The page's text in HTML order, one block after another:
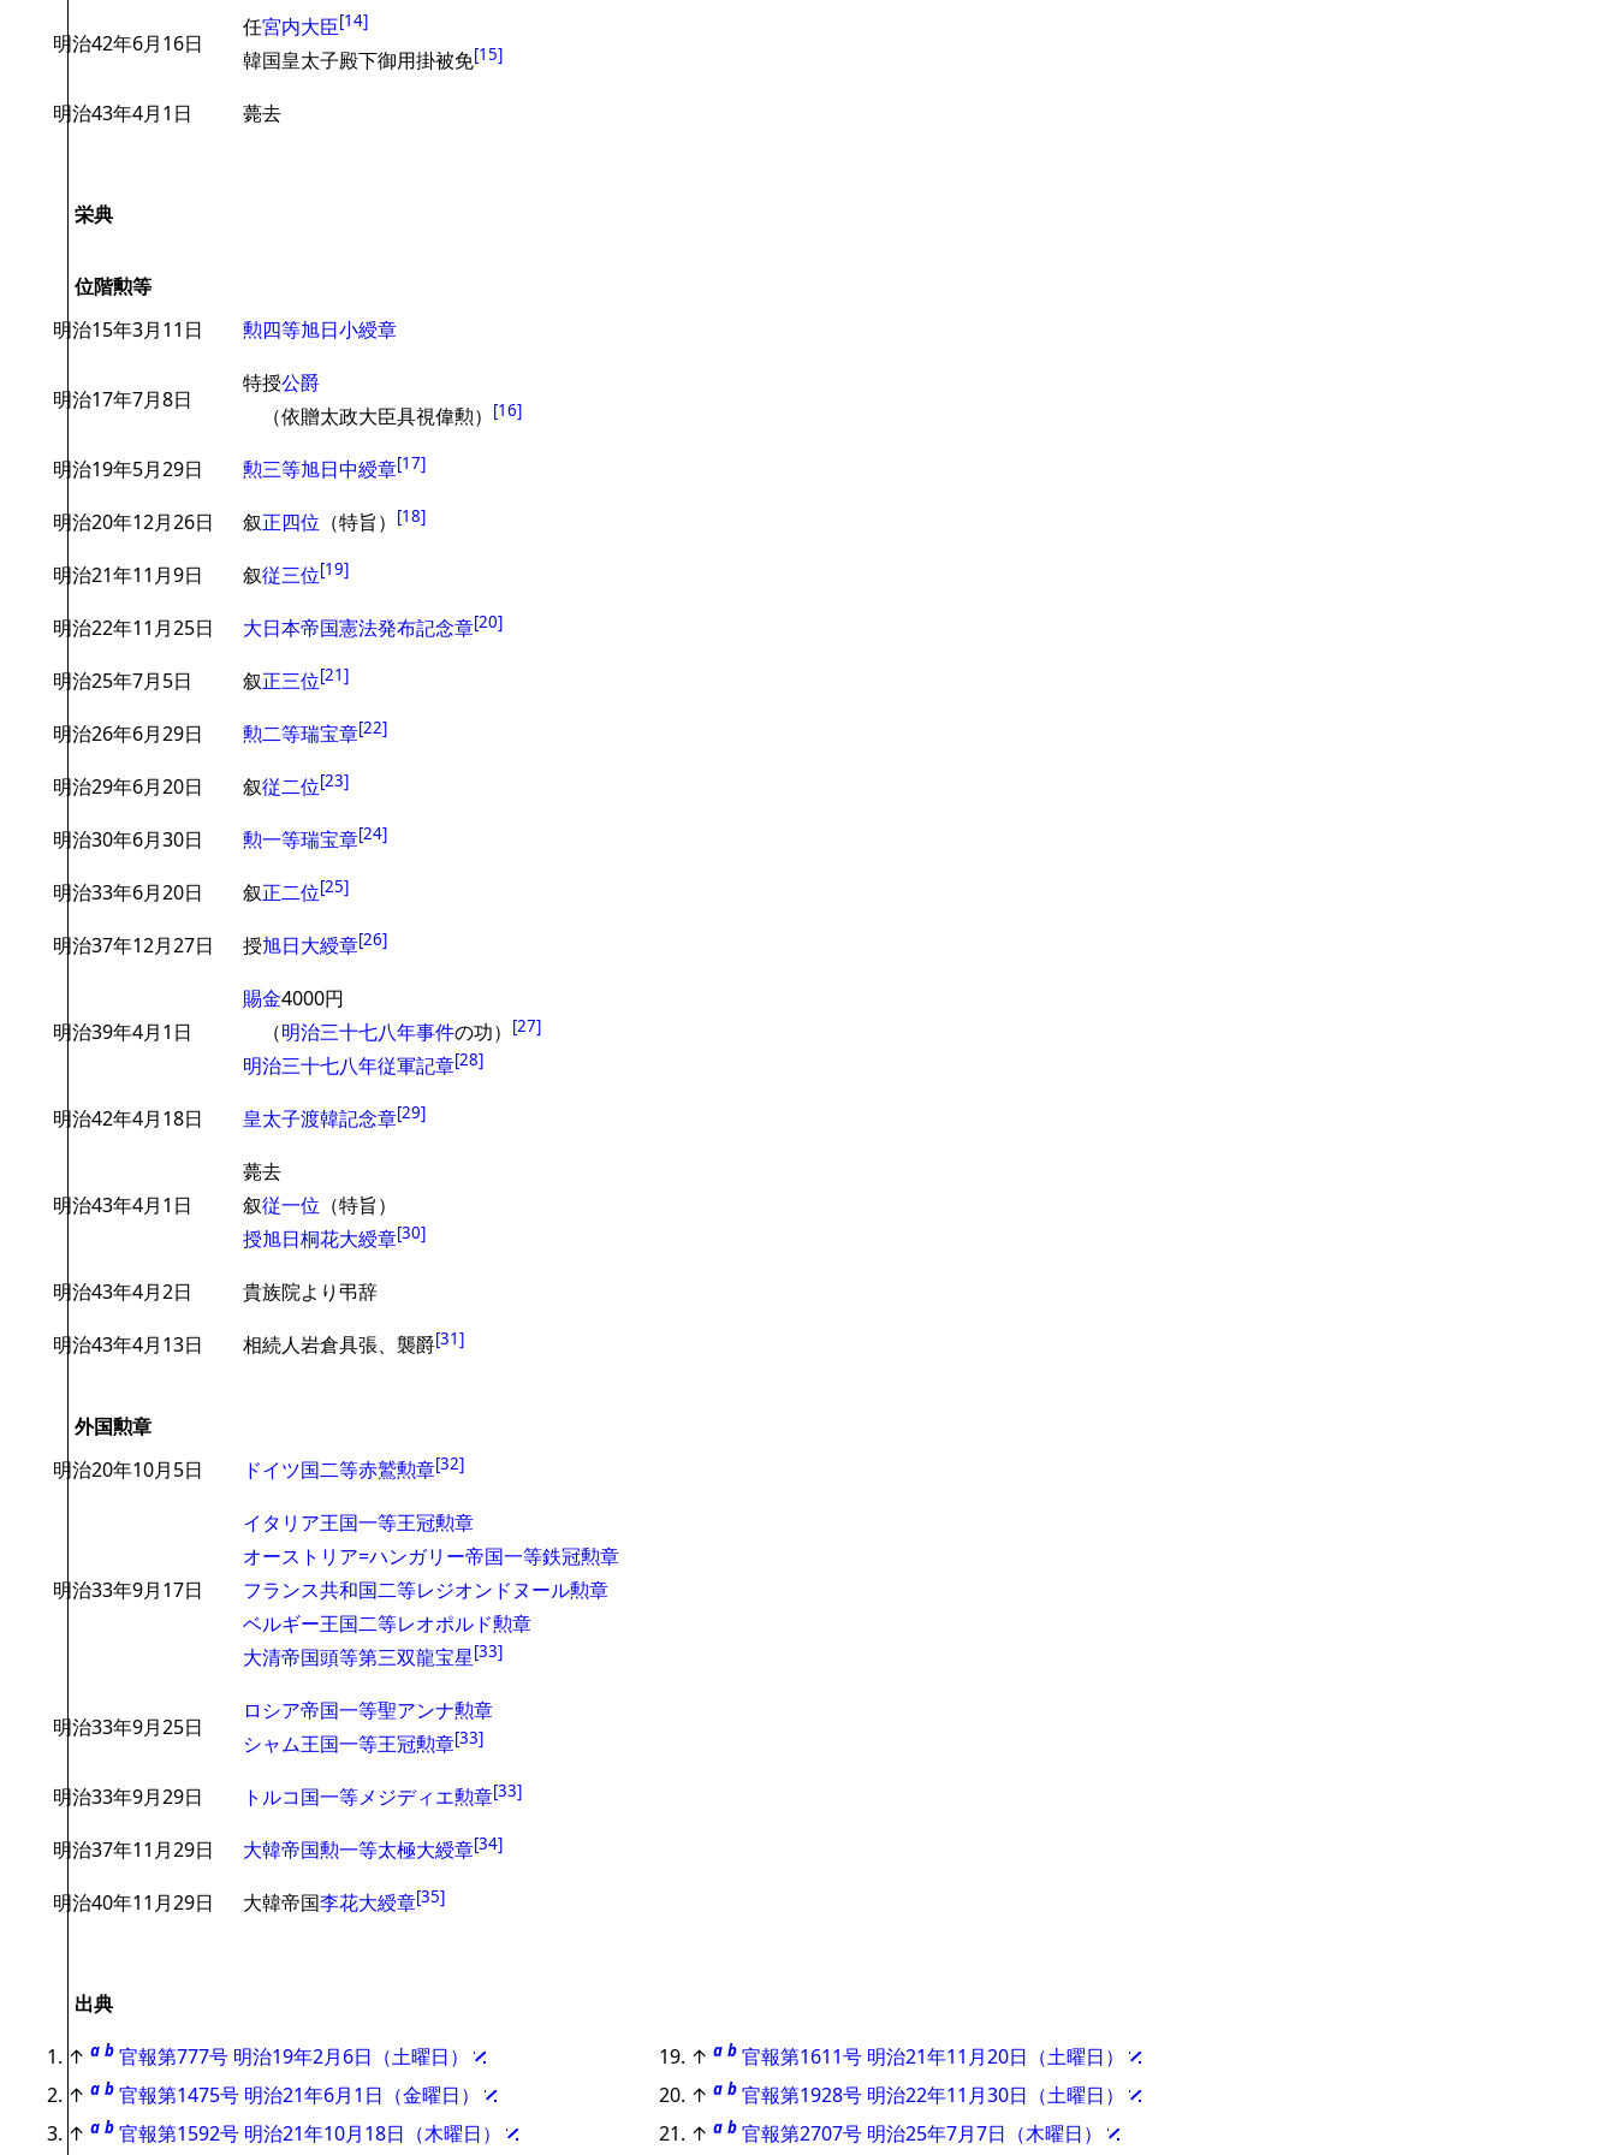
明治42年6月16日
任宮内大臣[14]
韓国皇太子殿下御用掛被免[15]
明治43年4月1日 薨去
栄典
位階勲等
明治15年3月11日
勲四等旭日小綬章
明治17年7月8日
特授公爵
（依贈太政大臣具視偉勲）
[16]
明治19年5月29日 勲三等旭日中綬章[17]
明治20年12月26日 叙正四位 （特旨） [18]
明治21年11月9日 叙従三位[19]
明治22年11月25日 大日本帝国憲法発布記念章[20]
明治25年7月5日 叙正三位[21]
明治26年6月29日 勲二等瑞宝章[22]
明治29年6月20日 叙従二位[23]
明治30年6月30日 勲一等瑞宝章[24]
明治33年6月20日 叙正二位[25]
明治37年12月27日 授旭日大綬章[26]
明治39年4月1日
賜金4000円
（明治三十七八年事件の功） [27]
明治三十七八年従軍記章[28]
明治42年4月18日 皇太子渡韓記念章[29]
明治43年4月1日
薨去
叙従一位 （特旨）
授旭日桐花大綬章[30]
明治43年4月2日
貴族院より弔辞
明治43年4月13日
相続人岩倉具張、襲爵[31]
外国勲章
明治20年10月5日
ドイツ国二等赤鷲勲章[32]
明治33年9月17日
イタリア王国一等王冠勲章
オーストリア=ハンガリー帝国一等鉄冠勲章
フランス共和国二等レジオンドヌール勲章
ベルギー王国二等レオポルド勲章
大清帝国頭等第三双龍宝星[33]
明治33年9月25日
ロシア帝国一等聖アンナ勲章
シャム王国一等王冠勲章[33]
明治33年9月29日 トルコ国一等メジディエ勲章[33]
明治37年11月29日 大韓帝国勲一等太極大綬章[34]
明治40年11月29日 大韓帝国李花大綬章[35]
出典
↑ a b 官報第777号 明治19年2月6日（土曜日）
↑ a b 官報第1475号 明治21年6月1日（金曜日）
↑ a b 官報第1592号 明治21年10月18日（木曜日）
↑ a b 官報第1611号 明治21年11月20日（土曜日）
↑ a b 官報第1928号 明治22年11月30日（土曜日）
↑ a b 官報第2707号 明治25年7月7日（木曜日）